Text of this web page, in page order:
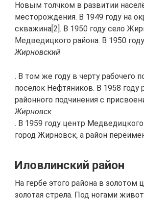
Новым толчком в развитии
месторождения. В 1949 году на
скважина[2]. В 1950 году село
Медведицкого района. В 1950
Жирновский
. В том же году в черту рабочего
посёлок Нефтяников. В 1958
районного подчинения с
Жирновск
. В 1959 году центр
город Жирновск, а район
Иловлинский район
На гербе этого района в золотом
золотая стрела. Под ногами